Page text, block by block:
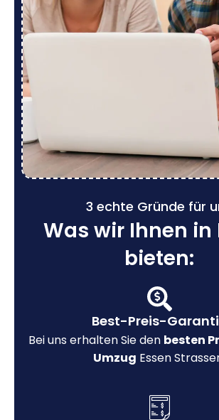
3 echte Gründe für
Was wir Ihnen in
bieten:
Best-Preis-
Bei uns erhalten Sie den besten
Umzug Essen